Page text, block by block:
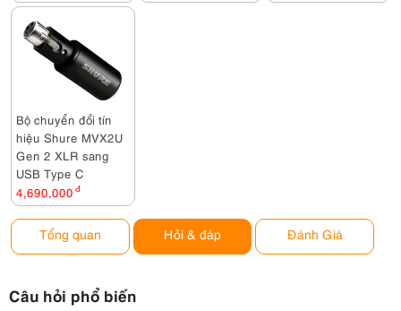
Bộ chuyển đổi tín
hiệu Shure MVX2U
Gen 2 XLR sang
USB Type C
4,690,000 đ
Tổng quan Hỏi & đáp Đánh Giá
Câu hỏi phổ biến